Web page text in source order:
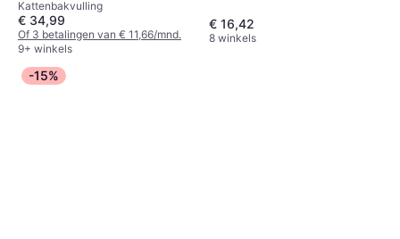
Kattenbakvulling
€ 34,99
Of 3 betalingen van € 11,66/mnd.
9+ winkels
€ 16,42
8 winkels
-15%